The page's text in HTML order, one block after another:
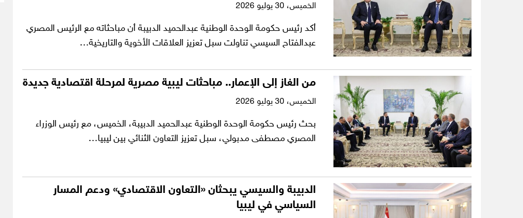
الخميس،
أكد رئيس حكومة الوحدة الوطنية عبدالحميد الدبيبة أن مباحثاته مع الرئيس المصري
عبدالفتاح السيسي تناولت سبل تعزيز العلاقات الأخوية والتاريخية…
من الغاز إلى الإعمار.. مباحثات ليبية مصرية لمرحلة اقتصادية جديدة
الخميس،
بحث رئيس حكومة الوحدة الوطنية عبدالحميد الدبيبة، الخميس، مع رئيس الوزراء
المصري مصطفى مدبولي، سبل تعزيز التعاون الثنائي بين ليبيا…
الدبيبة والسيسي يبحثان «التعاون الاقتصادي» ودعم المسار
السياسي في ليبيا